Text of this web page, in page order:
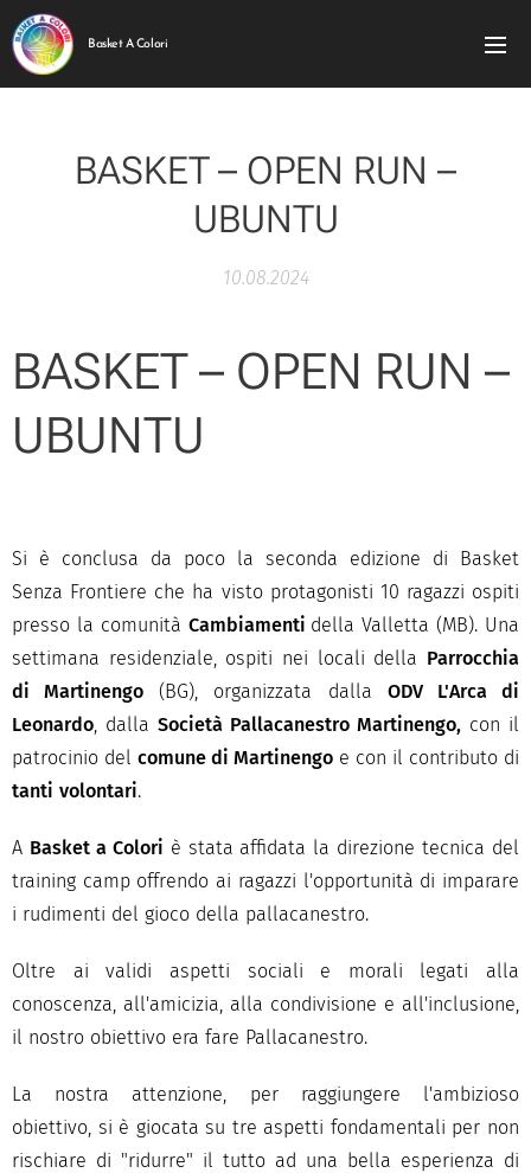
Basket A Colori
BASKET – OPEN RUN –
UBUNTU
10.08.2024
BASKET – OPEN RUN –
UBUNTU
Si è conclusa da poco la seconda edizione di Basket
Senza Frontiere che ha visto protagonisti 10 ragazzi ospiti
presso la comunità Cambiamenti della Valletta (MB). Una
settimana residenziale, ospiti nei locali della Parrocchia
di Martinengo (BG), organizzata dalla ODV L'Arca di
Leonardo, dalla Società Pallacanestro Martinengo, con il
patrocinio del comune di Martinengo e con il contributo di
tanti volontari.
A Basket a Colori è stata affidata la direzione tecnica del
training camp offrendo ai ragazzi l'opportunità di imparare
i rudimenti del gioco della pallacanestro.
Oltre ai validi aspetti sociali e morali legati alla
conoscenza, all'amicizia, alla condivisione e all'inclusione,
il nostro obiettivo era fare Pallacanestro.
La nostra attenzione, per raggiungere l'ambizioso
obiettivo, si è giocata su tre aspetti fondamentali per non
rischiare di "ridurre" il tutto ad una bella esperienza di